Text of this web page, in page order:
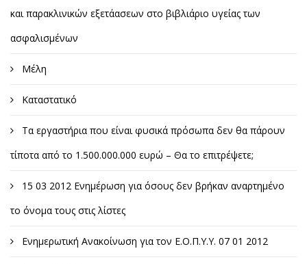
και παρακλινικών εξετάασεων στο βιβλιάριο υγείας των
ασφαλισμένων
Μέλη
Καταστατικό
Τα εργαστήρια που είναι φυσικά πρόσωπα δεν θα πάρουν
τίποτα από το 1.500.000.000 ευρώ – Θα το επιτρέψετε;
15 03 2012 Ενημέρωση για όσους δεν βρήκαν αναρτημένο
το όνομα τους στις λίστες
Ενημερωτική Ανακοίνωση για τον Ε.Ο.Π.Υ.Υ. 07 01 2012